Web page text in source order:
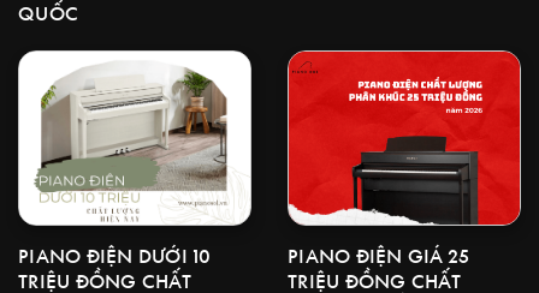
QUỐC
PIANO ĐIỆN DƯỚI 10
TRIỆU ĐỒNG CHẤT
PIANO ĐIỆN GIÁ 25
TRIỆU ĐỒNG CHẤT